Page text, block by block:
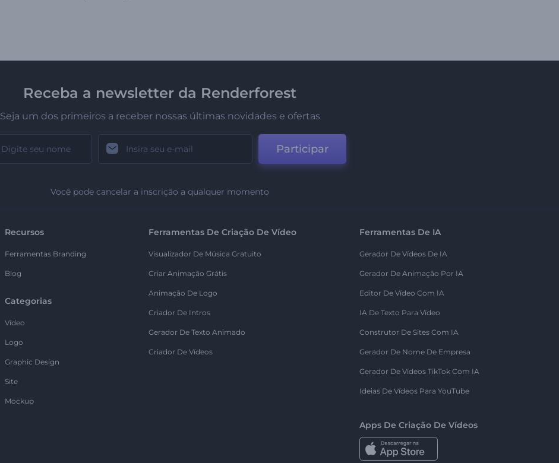
Receba a newsletter da Renderforest
Seja um dos primeiros a receber nossas últimas novidades e ofertas
Participar
Você pode cancelar a inscrição a qualquer momento
Recursos
Ferramentas Branding
Blog
Categorias
Vídeo
Logo
Graphic Design
Site
Mockup
Ferramentas De Criação De Vídeo
Visualizador De Música Gratuito
Criar Animação Grátis
Animação De Logo
Criador De Intros
Gerador De Texto Animado
Criador De Vídeos
Ferramentas De IA
Gerador De Vídeos De IA
Gerador De Animação Por IA
Editor De Vídeo Com IA
IA De Texto Para Vídeo
Construtor De Sites Com IA
Gerador De Nome De Empresa
Gerador De Vídeos TikTok Com IA
Ideias De Vídeos Para YouTube
Apps De Criação De Vídeos